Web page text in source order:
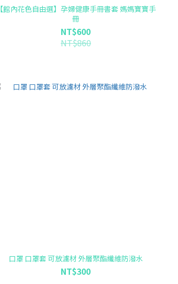
【館內花色自由選】孕婦健康手冊書套 媽媽寶寶手
冊
NT$600
NT$860
口罩 口罩套 可放濾材 外層聚酯纖維防潑水
NT$300